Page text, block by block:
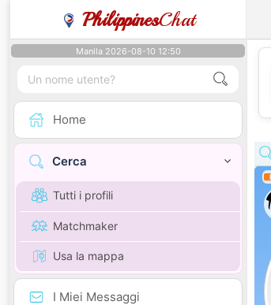
PhilippinesChat
Manila 2026-08-10 12:50
Home
Cerca
Tutti i profili
Matchmaker
Usa la mappa
I Miei Messaggi